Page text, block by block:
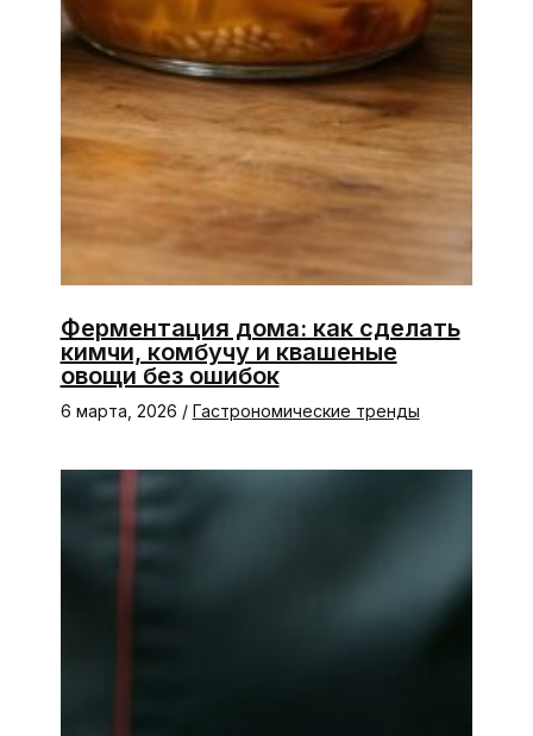
Ферментация дома: как сделать
кимчи, комбучу и квашеные
овощи без ошибок
6 марта, 2026 / Гастрономические тренды